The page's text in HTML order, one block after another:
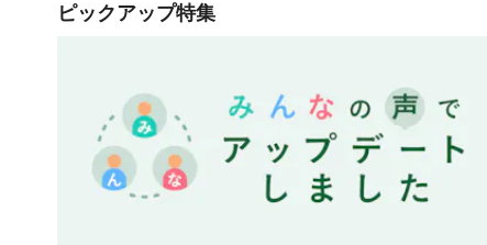
ピックアップ特集